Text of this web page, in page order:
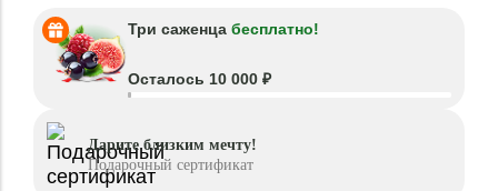
Три саженца бесплатно!
Осталось 10 000 ₽
Дарите близким мечту!
Подарочный сертификат